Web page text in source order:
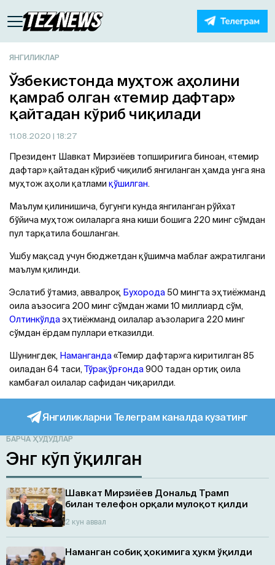
ЯНГИЛИКЛАР
Ўзбекистонда муҳтож аҳолини
қамраб олган «темир дафтар»
қайтадан кўриб чиқилади
11.08.2020 | 18:27
Президент Шавкат Мирзиёев топшириғига биноан, «темир
дафтар» қайтадан кўриб чиқилиб янгиланган ҳамда унга яна
муҳтож аҳоли қатлами қўшилган.
Маълум қилинишича, бугунги кунда янгиланган рўйхат
бўйича муҳтож оилаларга яна киши бошига 220 минг сўмдан
пул тарқатила бошланган.
Ушбу мақсад учун бюджетдан қўшимча маблағ ажратилгани
маълум қилинди.
Эслатиб ўтамиз, аввалроқ Бухорода 50 мингта эҳтиёжманд
оила аъзосига 200 минг сўмдан жами 10 миллиард сўм,
Олтинкўлдаэҳтиёжманд оилалар аъзоларига 220 минг
сўмдан ёрдам пуллари етказилди.
Шунингдек, Наманганда«Темир дафтар»га киритилган 85
оиладан 64 таси, Тўрақўрғонда900 тадан ортиқ оила
камбағал оилалар сафидан чиқарилди.
Янгиликларни Телеграм каналда кузатинг
БАРЧА ҲУДУДЛАР
Энг кўп ўқилган
Шавкат Мирзиёев Дональд Трамп
билан телефон орқали мулоқот қилди
2 кун аввал
Наманган собиқ ҳокимига ҳукм ўқилди